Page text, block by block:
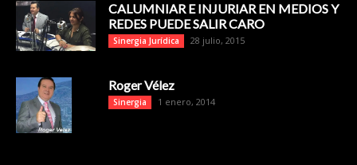
CALUMNIAR E INJURIAR EN MEDIOS Y
REDES PUEDE SALIR CARO
Sinergia Jurídica 28 julio, 2015
Roger Vélez
Sinergia 1 enero, 2014